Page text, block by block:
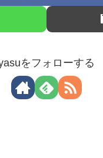
をフォローする